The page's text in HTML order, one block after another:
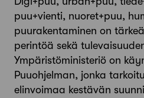
puu+vienti, nuoret+puu,
puurakentaminen on
perintöä sekä
Ympäristöministeriö on
Puuohjelman, jonka
elinvoimaa kestävän